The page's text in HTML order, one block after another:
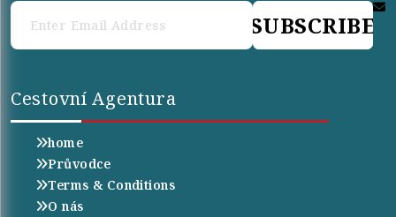
SUBSCRIBE
Cestovní Agentura
home
Průvodce
Terms & Conditions
O nás